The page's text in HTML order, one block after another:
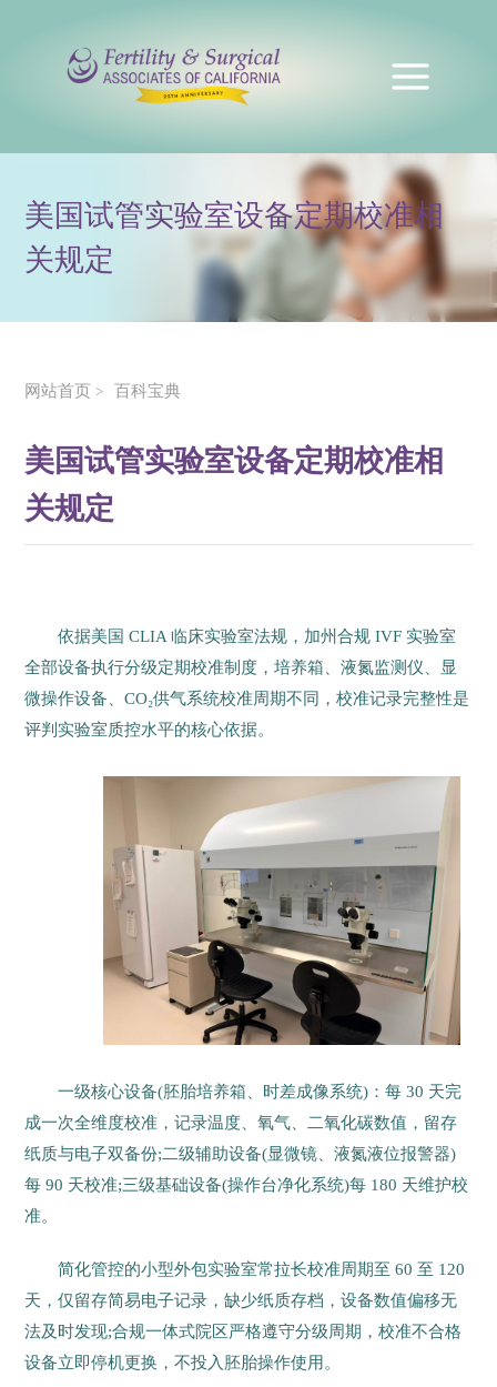
美国试管实验室设备定期校准相
关规定
网站首页 > 百科宝典
美国试管实验室设备定期校准相
关规定
依据美国 CLIA 临床实验室法规，加州合规 IVF 实验室
全部设备执行分级定期校准制度，培养箱、液氮监测仪、显
微操作设备、CO₂供气系统校准周期不同，校准记录完整性是
评判实验室质控水平的核心依据。
一级核心设备(胚胎培养箱、时差成像系统)：每 30 天完
成一次全维度校准，记录温度、氧气、二氧化碳数值，留存
纸质与电子双备份;二级辅助设备(显微镜、液氮液位报警器)
每 90 天校准;三级基础设备(操作台净化系统)每 180 天维护校
准。
简化管控的小型外包实验室常拉长校准周期至 60 至 120
天，仅留存简易电子记录，缺少纸质存档，设备数值偏移无
法及时发现;合规一体式院区严格遵守分级周期，校准不合格
设备立即停机更换，不投入胚胎操作使用。